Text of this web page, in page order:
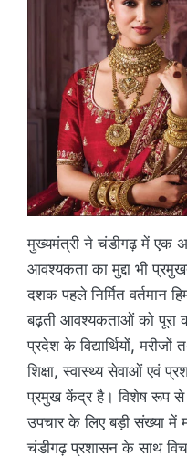
मुख्यमंत्री ने चंडीगढ़ में एक
आवश्यकता का मुद्दा भी
दशक पहले निर्मित वर्तमान
बढ़ती आवश्यकताओं को पूरा
प्रदेश के विद्यार्थियों,
शिक्षा, स्वास्थ्य सेवाओं एवं
प्रमुख केंद्र है। विशेष रूप से
उपचार के लिए बड़ी संख्या
चंडीगढ़ प्रशासन के साथ